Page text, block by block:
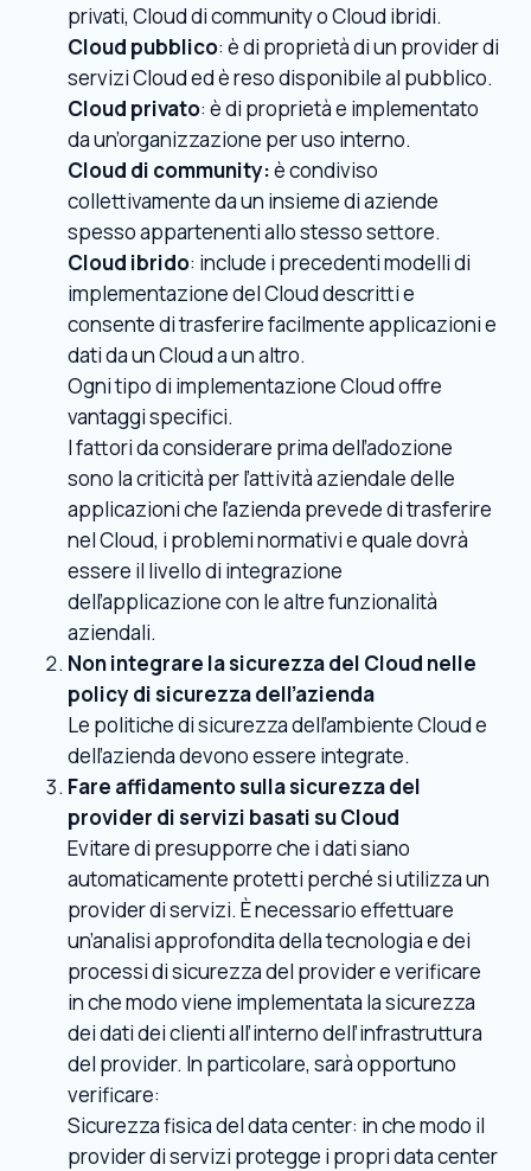
privati, Cloud di community o Cloud ibridi.
Cloud pubblico: è di proprietà di un provider di
servizi Cloud ed è reso disponibile al pubblico.
Cloud privato: è di proprietà e implementato
da un’organizzazione per uso interno.
Cloud di community:è condiviso
collettivamente da un insieme di aziende
spesso appartenenti allo stesso settore.
Cloud ibrido: include i precedenti modelli di
implementazione del Cloud descritti e
consente di trasferire facilmente applicazioni e
dati da un Cloud a un altro.
Ogni tipo di implementazione Cloud offre
vantaggi specifici.
I fattori da considerare prima dell’adozione
sono la criticità per l’attività aziendale delle
applicazioni che l’azienda prevede di trasferire
nel Cloud, i problemi normativi e quale dovrà
essere il livello di integrazione
dell’applicazione con le altre funzionalità
aziendali.
Non integrare la sicurezza del Cloud nelle
policy di sicurezza dell’azienda
Le politiche di sicurezza dell’ambiente Cloud e
dell’azienda devono essere integrate.
Fare affidamento sulla sicurezza del
provider di servizi basati su Cloud
Evitare di presupporre che i dati siano
automaticamente protetti perché si utilizza un
provider di servizi. È necessario effettuare
un’analisi approfondita della tecnologia e dei
processi di sicurezza del provider e verificare
in che modo viene implementata la sicurezza
dei dati dei clienti all’interno dell’infrastruttura
del provider. In particolare, sarà opportuno
verificare:
Sicurezza fisica del data center: in che modo il
provider di servizi protegge i propri data center